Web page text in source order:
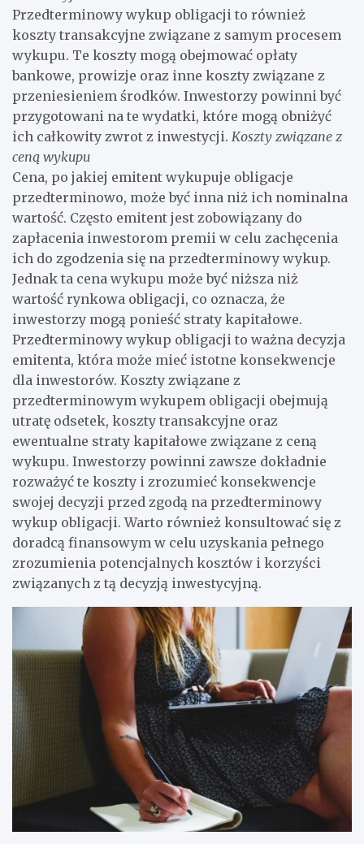
Przedterminowy wykup obligacji to również
koszty transakcyjne związane z samym procesem
wykupu. Te koszty mogą obejmować opłaty
bankowe, prowizje oraz inne koszty związane z
przeniesieniem środków. Inwestorzy powinni być
przygotowani na te wydatki, które mogą obniżyć
ich całkowity zwrot z inwestycji. Koszty związane z
ceną wykupu
Cena, po jakiej emitent wykupuje obligacje
przedterminowo, może być inna niż ich nominalna
wartość. Często emitent jest zobowiązany do
zapłacenia inwestorom premii w celu zachęcenia
ich do zgodzenia się na przedterminowy wykup.
Jednak ta cena wykupu może być niższa niż
wartość rynkowa obligacji, co oznacza, że
inwestorzy mogą ponieść straty kapitałowe.
Przedterminowy wykup obligacji to ważna decyzja
emitenta, która może mieć istotne konsekwencje
dla inwestorów. Koszty związane z
przedterminowym wykupem obligacji obejmują
utratę odsetek, koszty transakcyjne oraz
ewentualne straty kapitałowe związane z ceną
wykupu. Inwestorzy powinni zawsze dokładnie
rozważyć te koszty i zrozumieć konsekwencje
swojej decyzji przed zgodą na przedterminowy
wykup obligacji. Warto również konsultować się z
doradcą finansowym w celu uzyskania pełnego
zrozumienia potencjalnych kosztów i korzyści
związanych z tą decyzją inwestycyjną.